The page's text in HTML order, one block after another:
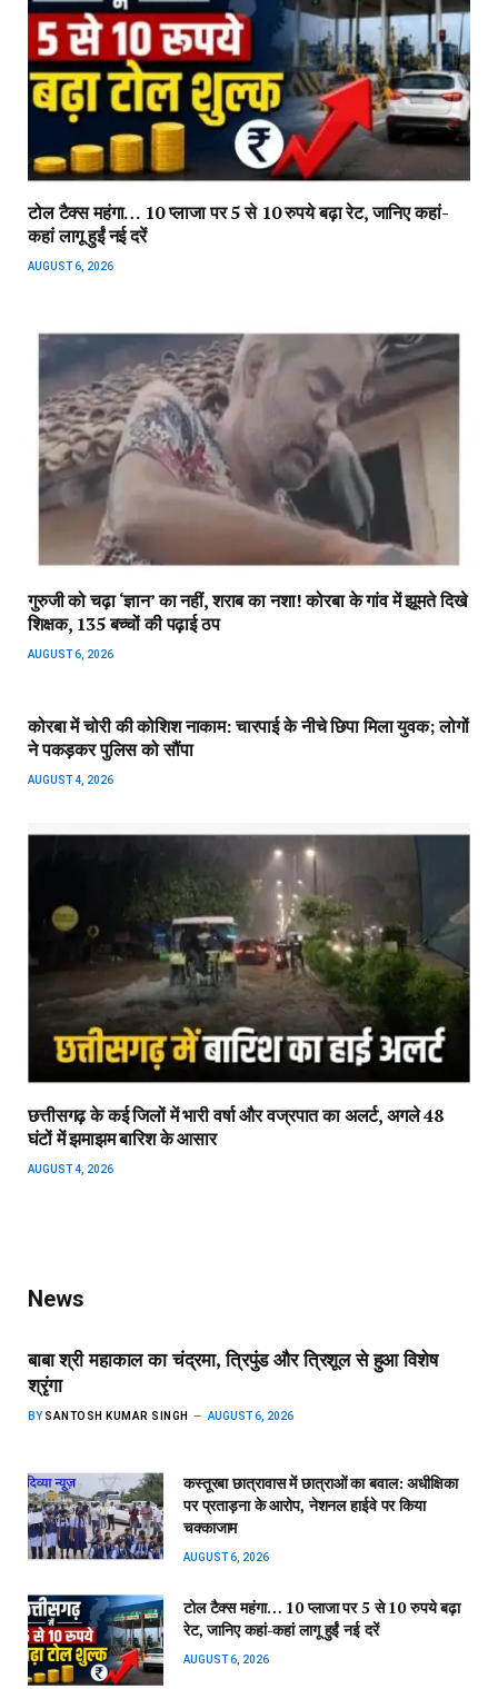
टोल टैक्स महंगा… 10 प्लाजा पर 5 से 10 रुपये बढ़ा रेट, जानिए कहां-
कहां लागू हुईं नई दरें
AUGUST 6, 2026
गुरुजी को चढ़ा ‘ज्ञान’ का नहीं, शराब का नशा! कोरबा के गांव में झूमते दिखे
शिक्षक, 135 बच्चों की पढ़ाई ठप
AUGUST 6, 2026
कोरबा में चोरी की कोशिश नाकाम: चारपाई के नीचे छिपा मिला युवक; लोगों
ने पकड़कर पुलिस को सौंपा
AUGUST 4, 2026
छत्तीसगढ़ के कई जिलों में भारी वर्षा और वज्रपात का अलर्ट, अगले 48
घंटों में झमाझम बारिश के आसार
AUGUST 4, 2026
News
बाबा श्री महाकाल का चंद्रमा, त्रिपुंड और त्रिशूल से हुआ विशेष
श्रृंगा
BY SANTOSH KUMAR SINGH AUGUST 6, 2026
कस्तूरबा छात्रावास में छात्राओं का बवाल: अधीक्षिका
पर प्रताड़ना के आरोप, नेशनल हाईवे पर किया
चक्काजाम
AUGUST 6, 2026
टोल टैक्स महंगा… 10 प्लाजा पर 5 से 10 रुपये बढ़ा
रेट, जानिए कहां-कहां लागू हुईं नई दरें
AUGUST 6, 2026